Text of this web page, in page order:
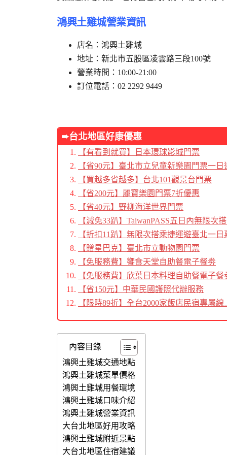
鴻興土雞城營業資訊
店名：鴻興土雞城
地址：新北市五股區凌雲路三段100號
營業時間：10:00-21:00
訂位電話：02 2292 9449
➨台北地區好康優惠
【有看到就買】日本環球影城門票
【省90元】臺北市立兒童新樂園門票一日
【買越多省越多】台北101觀景台門票
【省200元】麗寶樂園門票7折優惠
【省40元】野柳海洋世界門票
【減免33趴】TaiwanPASS五日內無限次
【折扣11趴】無限次搭乘捷運遊臺北一日
【贈星巴克】臺北市立動物園門票
【免服務費】饗食天堂自助餐電子餐劵
【免服務費】欣葉日本料理自助餐電子餐
【省150元】中華民國護照代辦服務
【限時89折】全台2000家飯店民宿專屬線
內容目錄
鴻興土雞城交通地點
鴻興土雞城菜單價格
鴻興土雞城用餐環境
鴻興土雞城口味介紹
鴻興土雞城營業資訊
大台北地區好用攻略
鴻興土雞城附近景點
大台北地區住宿建議